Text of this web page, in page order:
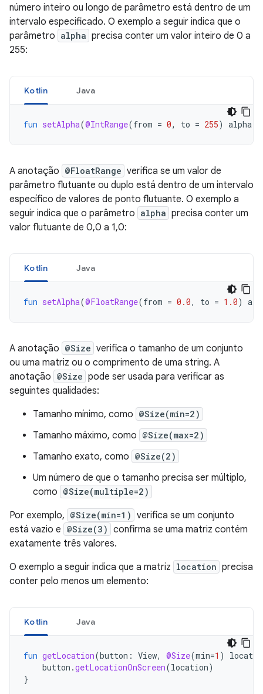
número inteiro ou longo de parâmetro está dentro de um
intervalo especificado. O exemplo a seguir indica que o
parâmetro alpha precisa conter um valor inteiro de 0 a
255:
Kotlin Java
fun setAlpha(@IntRange(from = 0, to = 255) alpha
A anotação @FloatRange verifica se um valor de
parâmetro flutuante ou duplo está dentro de um intervalo
específico de valores de ponto flutuante. O exemplo a
seguir indica que o parâmetro alpha precisa conter um
valor flutuante de 0,0 a 1,0:
Kotlin Java
fun setAlpha(@FloatRange(from = 0.0, to = 1.0)
A anotação @Size verifica o tamanho de um conjunto
ou uma matriz ou o comprimento de uma string. A
anotação @Size pode ser usada para verificar as
seguintes qualidades:
Tamanho mínimo, como @Size(min=2)
Tamanho máximo, como @Size(max=2)
Tamanho exato, como @Size(2)
Um número de que o tamanho precisa ser múltiplo,
como @Size(multiple=2)
Por exemplo, @Size(min=1) verifica se um conjunto
está vazio e @Size(3) confirma se uma matriz contém
exatamente três valores.
O exemplo a seguir indica que a matriz location precisa
conter pelo menos um elemento:
Kotlin Java
fun getLocation(button : View, @Size(min=1 )
button .getLocationOnScreen(location)
}